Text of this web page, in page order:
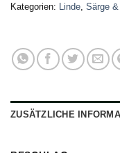
Kategorien: Linde Särge
ZUSÄTZLICHE